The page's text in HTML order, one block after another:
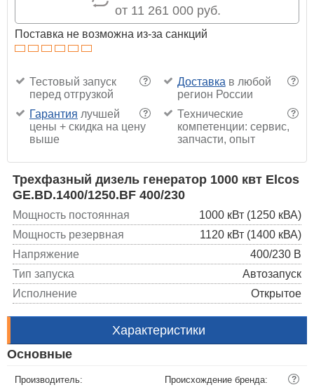
от 11 261 000 руб.
Поставка не возможна из-за санкций
?
Тестовый запуск
перед отгрузкой
?
Доставка в любой
регион России
?
Гарантия лучшей
цены + скидка на цену
выше
?
Технические
компетенции: сервис,
запчасти, опыт
Трехфазный дизель генератор 1000 квт Elcos
GE.BD.1400/1250.BF 400/230
Мощность постоянная
1000 кВт (1250 кВА)
Мощность резервная
1120 кВт (1400 кВА)
Напряжение
400/230 В
Тип запуска
Автозапуск
Исполнение
Открытое
Характеристики
Основные
Производитель: Происхождение бренда: ?